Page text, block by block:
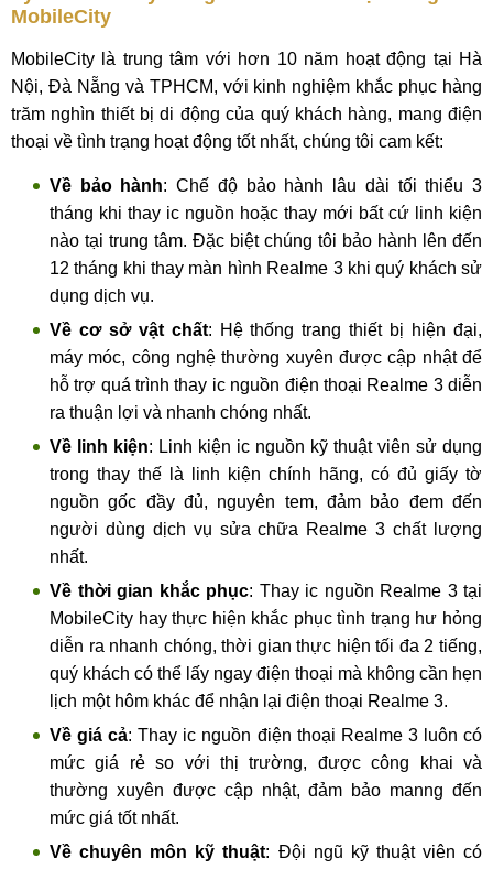
MobileCity
MobileCity là trung tâm với hơn 10 năm hoạt động tại Hà
Nội, Đà Nẵng và TPHCM, với kinh nghiệm khắc phục hàng
trăm nghìn thiết bị di động của quý khách hàng, mang điện
thoại về tình trạng hoạt động tốt nhất, chúng tôi cam kết:
Về bảo hành: Chế độ bảo hành lâu dài tối thiểu 3
tháng khi thay ic nguồn hoặc thay mới bất cứ linh kiện
nào tại trung tâm. Đặc biệt chúng tôi bảo hành lên đến
12 tháng khi thay màn hình Realme 3 khi quý khách sử
dụng dịch vụ.
Về cơ sở vật chất: Hệ thống trang thiết bị hiện đại,
máy móc, công nghệ thường xuyên được cập nhật để
hỗ trợ quá trình thay ic nguồn điện thoại Realme 3 diễn
ra thuận lợi và nhanh chóng nhất.
Về linh kiện: Linh kiện ic nguồn kỹ thuật viên sử dụng
trong thay thế là linh kiện chính hãng, có đủ giấy tờ
nguồn gốc đầy đủ, nguyên tem, đảm bảo đem đến
người dùng dịch vụ sửa chữa Realme 3 chất lượng
nhất.
Về thời gian khắc phục: Thay ic nguồn Realme 3 tại
MobileCity hay thực hiện khắc phục tình trạng hư hỏng
diễn ra nhanh chóng, thời gian thực hiện tối đa 2 tiếng,
quý khách có thể lấy ngay điện thoại mà không cần hẹn
lịch một hôm khác để nhận lại điện thoại Realme 3.
Về giá cả: Thay ic nguồn điện thoại Realme 3 luôn có
mức giá rẻ so với thị trường, được công khai và
thường xuyên được cập nhật, đảm bảo manng đến
mức giá tốt nhất.
Về chuyên môn kỹ thuật: Đội ngũ kỹ thuật viên có